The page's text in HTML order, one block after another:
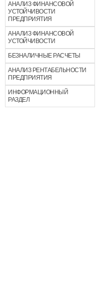
АНАЛИЗ ФИНАНСОВОЙ
УСТОЙЧИВОСТИ
ПРЕДПРИЯТИЯ
АНАЛИЗ ФИНАНСОВОЙ
УСТОЙЧИВОСТИ
БЕЗНАЛИЧНЫЕ РАСЧЕТЫ
АНАЛИЗ РЕНТАБЕЛЬНОСТИ
ПРЕДПРИЯТИЯ
ИНФОРМАЦИОННЫЙ
РАЗДЕЛ